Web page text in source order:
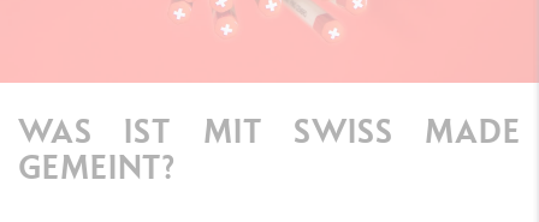
WAS IST MIT SWISS MADE
GEMEINT?